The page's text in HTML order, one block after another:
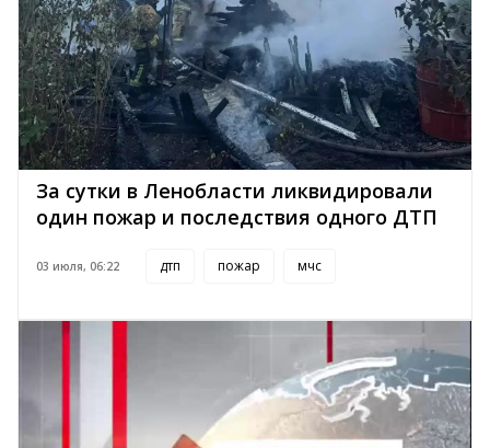
За сутки в Ленобласти ликвидировали
один пожар и последствия одного ДТП
03 июля, 06:22 дтп пожар мчс